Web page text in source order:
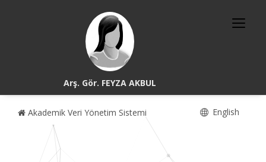
Arş. Gör. FEYZA AKBUL
Akademik Veri Yönetim Sistemi English